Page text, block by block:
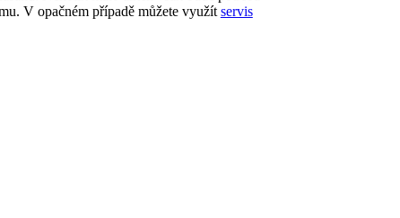
V opačném případě můžete využít servis